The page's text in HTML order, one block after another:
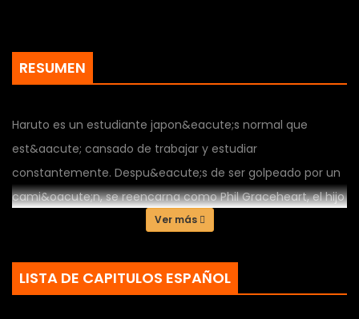
RESUMEN
Haruto es un estudiante japon&eacute;s normal que
est&aacute; cansado de trabajar y estudiar
constantemente. Despu&eacute;s de ser golpeado por un
cami&oacute;n, se reencarna como Phil Graceheart, el hijo
m&aacute;s joven de una familia real. Phil tiene tres
hace recordar su vida anterior. Armado con el
conocimiento de su yo pasado, ahora tiene la
Ver más
LISTA DE CAPITULOS ESPAÑOL